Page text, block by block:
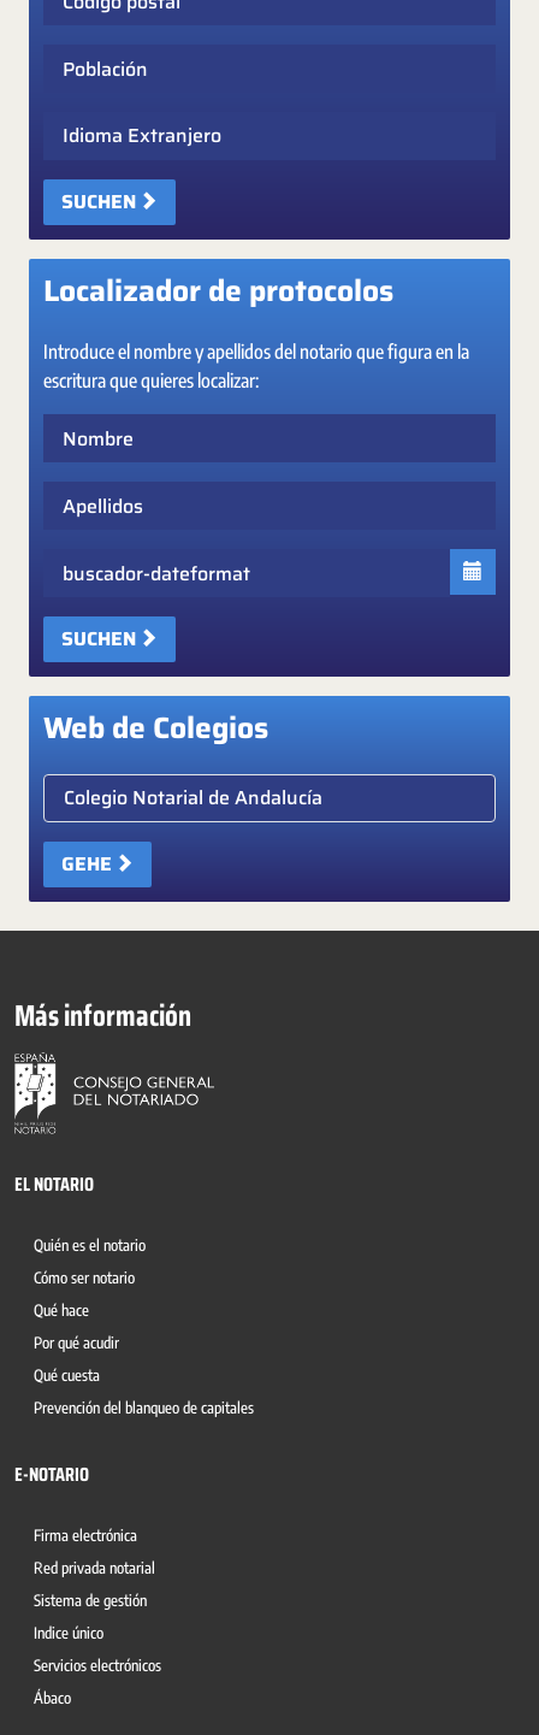
Idioma Extranjero
SUCHEN
Localizador de protocolos
Introduce el nombre y apellidos del notario que figura en la
escritura que quieres localizar:
SUCHEN
Web de Colegios
Elige colegio notarial
GEHE
Más información
EL NOTARIO
Quién es el notario
Cómo ser notario
Qué hace
Por qué acudir
Qué cuesta
Prevención del blanqueo de capitales
E-NOTARIO
Firma electrónica
Red privada notarial
Sistema de gestión
Indice único
Servicios electrónicos
Ábaco